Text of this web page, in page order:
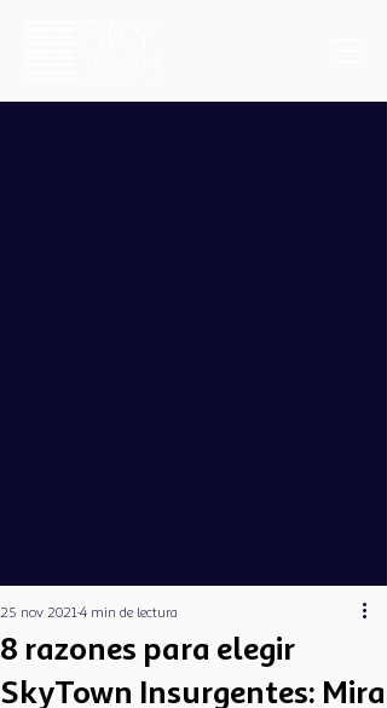
8 razones para elegir
SkyTown Insurgentes: Mira
25 nov 20214 min de lectura